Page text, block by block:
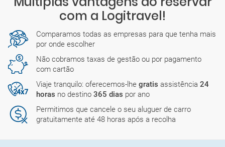
com a Logitravel!
Comparamos todas as empresas para que tenha mais
por onde escolher
Não cobramos taxas de gestão ou por pagamento
com cartão
Viaje tranquilo: oferecemos-lhe gratis assistência 24
horas no destino 365 dias por ano
Permitimos que cancele o seu aluguer de carro
gratuitamente até 48 horas após a recolha